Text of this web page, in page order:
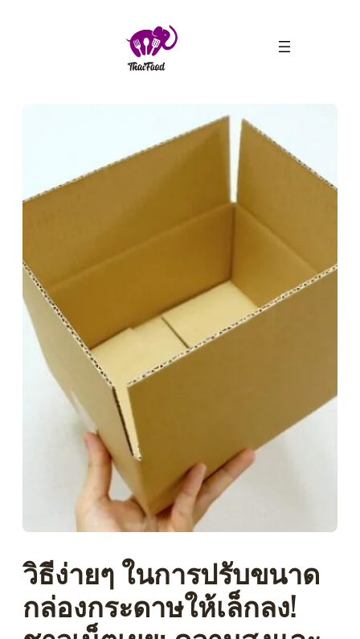
วิธีง่ายๆ ในการปรับขนาด
กล่องกระดาษให้เล็กลง!